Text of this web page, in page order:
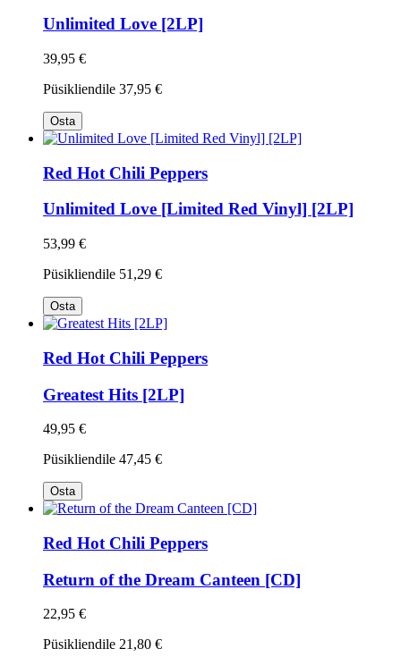
Unlimited Love [2LP]
39,95 €
Püsikliendile 37,95 €
Osta
Red Hot Chili Peppers
Unlimited Love [Limited Red Vinyl] [2LP]
53,99 €
Püsikliendile 51,29 €
Osta
Red Hot Chili Peppers
Greatest Hits [2LP]
49,95 €
Püsikliendile 47,45 €
Osta
Red Hot Chili Peppers
Return of the Dream Canteen [CD]
22,95 €
Püsikliendile 21,80 €